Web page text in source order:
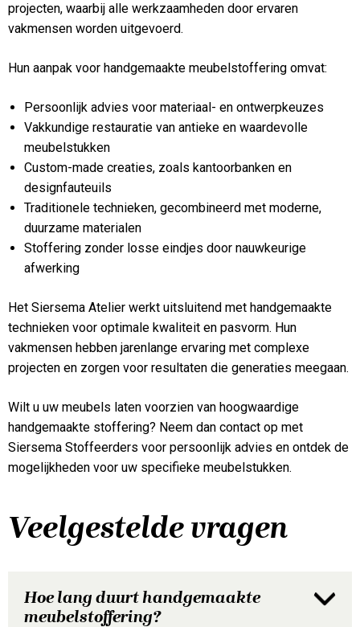
projecten, waarbij alle werkzaamheden door ervaren
vakmensen worden uitgevoerd.
Hun aanpak voor handgemaakte meubelstoffering omvat:
Persoonlijk advies voor materiaal- en ontwerpkeuzes
Vakkundige restauratie van antieke en waardevolle
meubelstukken
Custom-made creaties, zoals kantoorbanken en
designfauteuils
Traditionele technieken, gecombineerd met moderne,
duurzame materialen
Stoffering zonder losse eindjes door nauwkeurige
afwerking
Het Siersema Atelier werkt uitsluitend met handgemaakte
technieken voor optimale kwaliteit en pasvorm. Hun
vakmensen hebben jarenlange ervaring met complexe
projecten en zorgen voor resultaten die generaties meegaan.
Wilt u uw meubels laten voorzien van hoogwaardige
handgemaakte stoffering? Neem dan contact op met
Siersema Stoffeerders voor persoonlijk advies en ontdek de
mogelijkheden voor uw specifieke meubelstukken.
Veelgestelde vragen
Hoe lang duurt handgemaakte
meubelstoffering?